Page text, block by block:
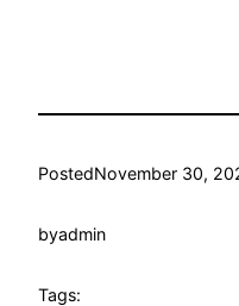
PostedNovember 30,
byadmin
Tags: